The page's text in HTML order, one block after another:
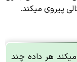
پیروی میکند.
هر داده چند